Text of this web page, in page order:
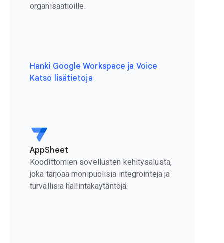
organisaatioille.
Hanki Google Workspace ja Voice
Katso lisätietoja
AppSheet
Koodittomien sovellusten kehitysalusta,
joka tarjoaa monipuolisia integrointeja ja
turvallisia hallintakäytäntöjä.